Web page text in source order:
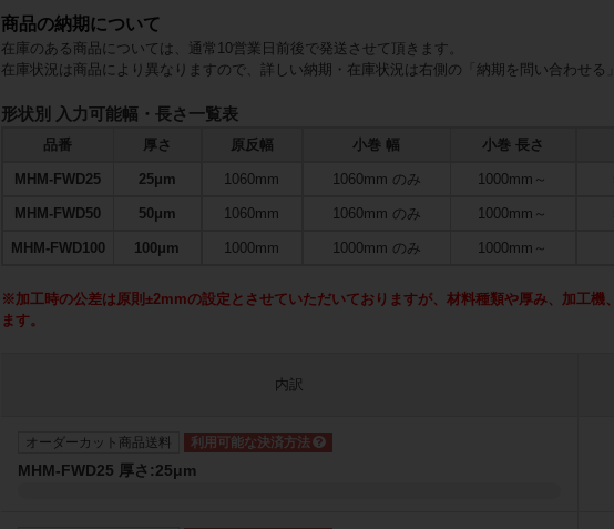
商品の納期について
在庫のある商品については、通常10営業日前後で発送させて頂きます。
在庫状況は商品により異なりますので、詳しい納期・在庫状況は右側の「納期を問い合わせる
形状別 入力可能幅・長さ一覧表
品番 厚さ 原反幅 小巻 幅 小巻 長さ
MHM-FWD25 25μm 1060mm 1060mm のみ 1000mm～
MHM-FWD50 50μm 1060mm 1060mm のみ 1000mm～
MHM-FWD100 100μm 1000mm 1000mm のみ 1000mm～
※加工時の公差は原則±2mmの設定とさせていただいておりますが、材料種類や厚み、加工
ます。
内訳
オーダーカット商品送料
MHM-FWD25 厚さ:25μm